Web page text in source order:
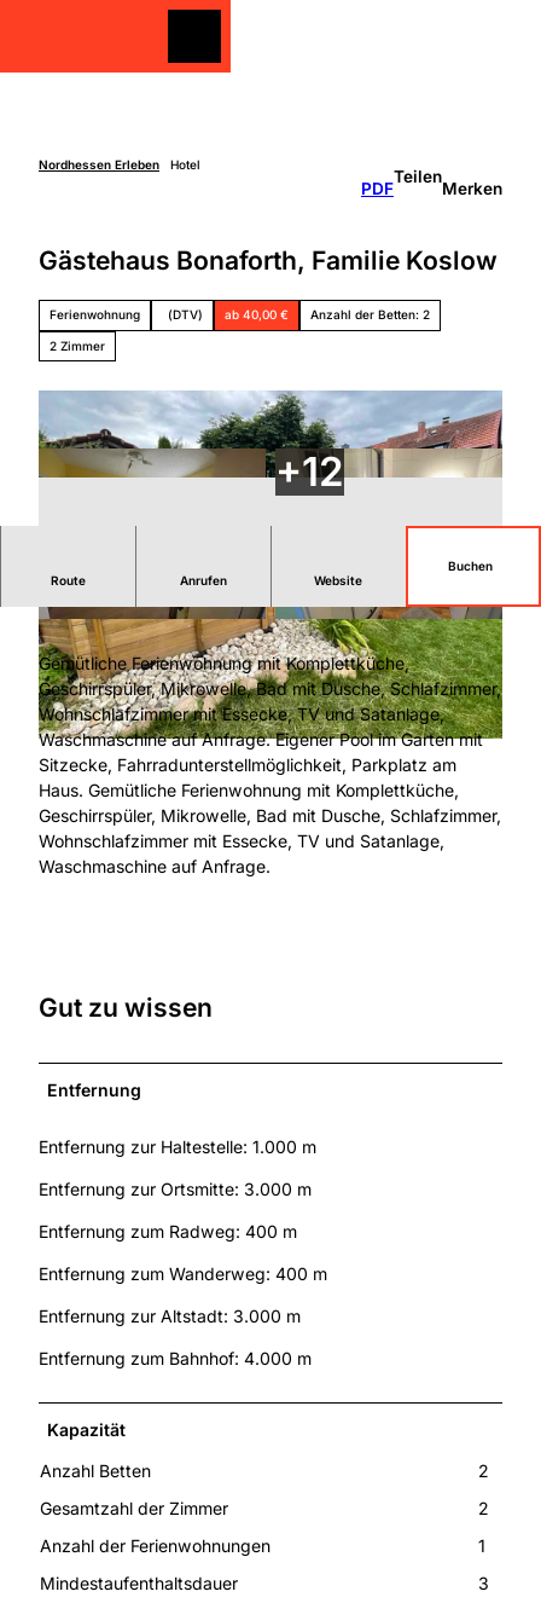
Entdecken
Genießen
Aktiv sein
Unterweg
s mit
Kindern
Unterkünfte
Über
Überbli
ck
Grimm
Heimat
Nordhe
Nordhessen Erleben Hotel
PDF
Teilen
Merken
Gästehaus Bonaforth, Familie Koslow
Ferienwohnung (DTV) ab 40,00 € Anzahl der Betten: 2
2 Zimmer
© Gästehaus Bonaforth | CC-BY-SA
© Gäsethaus Bonaforth | CC-BY-SA © Gästehaus Bonaforth |CC-BY-SA
Route Anrufen Website
Buchen
2-Raum Ferienwohnung
Gemütliche Ferienwohnung mit Komplettküche,
Geschirrspüler, Mikrowelle, Bad mit Dusche, Schlafzimmer,
Wohnschlafzimmer mit Essecke, TV und Satanlage,
Waschmaschine auf Anfrage. Eigener Pool im Garten mit
Sitzecke, Fahrradunterstellmöglichkeit, Parkplatz am
Haus. Gemütliche Ferienwohnung mit Komplettküche,
Geschirrspüler, Mikrowelle, Bad mit Dusche, Schlafzimmer,
Wohnschlafzimmer mit Essecke, TV und Satanlage,
Waschmaschine auf Anfrage.
Gut zu wissen
Entfernung
Entfernung zur Haltestelle: 1.000 m
Entfernung zur Ortsmitte: 3.000 m
Entfernung zum Radweg: 400 m
Entfernung zum Wanderweg: 400 m
Entfernung zur Altstadt: 3.000 m
Entfernung zum Bahnhof: 4.000 m
Kapazität
Anzahl Betten
2
Gesamtzahl der Zimmer
2
Anzahl der Ferienwohnungen
1
Mindestaufenthaltsdauer
3